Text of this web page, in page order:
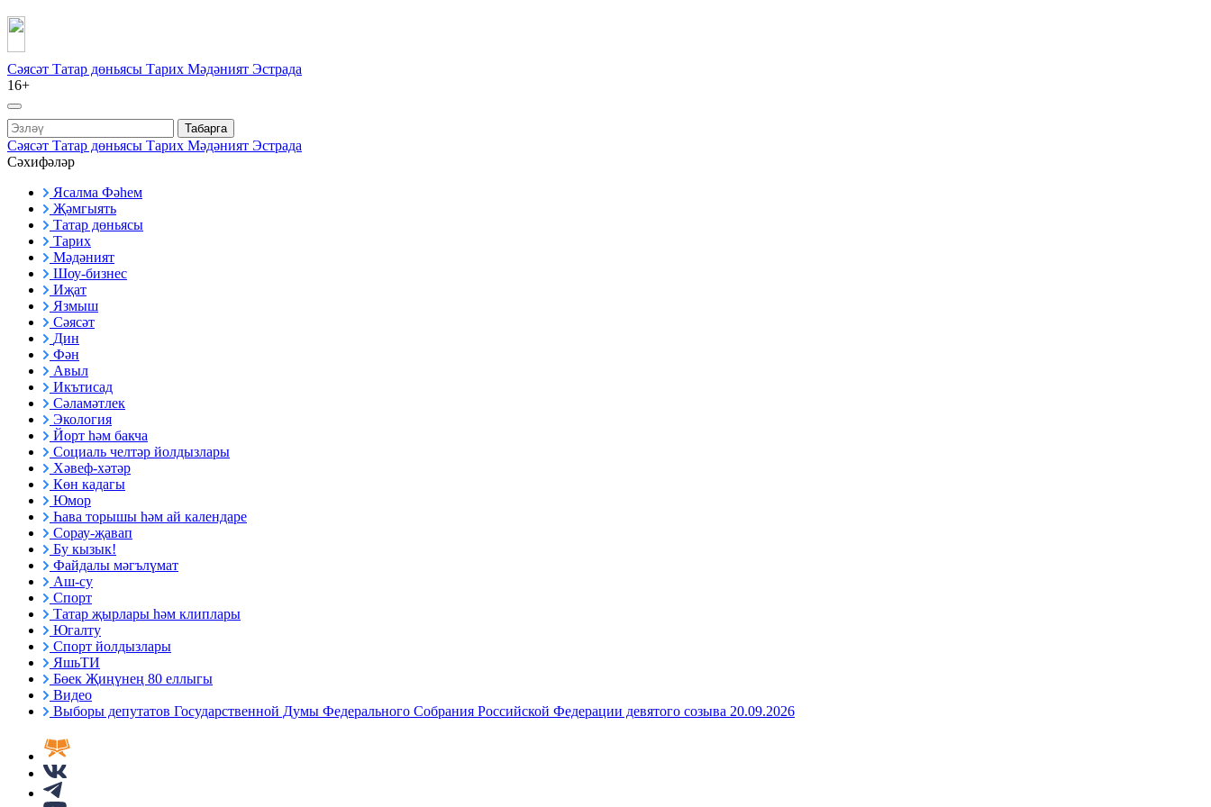
Сәясәт Татар дөньясы Тарих Мәдәният Эстрада
16+
Табарга
Сәясәт Татар дөньясы Тарих Мәдәният Эстрада
Сәхифәләр
Ясалма Фәһем
Җәмгыять
Татар дөньясы
Тарих
Мәдәният
Шоу-бизнес
Иҗат
Язмыш
Сәясәт
Дин
Фән
Авыл
Икътисад
Сәламәтлек
Экология
Йорт һәм бакча
Социаль челтәр йолдызлары
Хәвеф-хәтәр
Көн кадагы
Юмор
Һава торышы һәм ай календаре
Сорау-җавап
Бу кызык!
Файдалы мәгълүмат
Аш-су
Спорт
Татар җырлары һәм клиплары
Югалту
Спорт йолдызлары
ЯшьТИ
Бөек Җиңүнең 80 еллыгы
Видео
Выборы депутатов Государственной Думы Федерального Собрания Российской Федерации девятого созыва 20.09.2026